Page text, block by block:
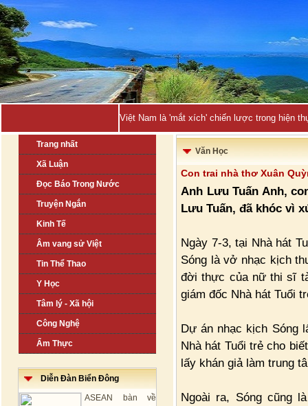
Việt Nam là 'mắt xích' chiến lược trong hiện
Trang nhất
Xã Luận
Đọc Báo Trong Nước
Truyện Ngắn
Kinh Tế
Âm vang sử Việt
Tin Thể Thao
Y Học
Tâm lý - Xã hội
Công Nghệ
Ẩm Thực
Diễn Đàn Biển Đông
ASEAN bàn về
Văn Học
Con trai nhà thơ Xuân
Anh Lưu Tuấn Anh,
Lưu Tuấn, đã khóc vì
Ngày 7-3, tại Nhà hát
Sóng là vở nhạc kịch
đời thực của nữ thi sĩ
giám đốc Nhà hát Tuổi
Dự án nhạc kịch Sóng
Nhà hát Tuổi trẻ cho
lấy khán giả làm trung
Ngoài ra, Sóng cũng